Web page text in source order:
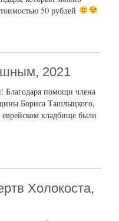
50 рублей
2021
Благодаря помощи члена
Бориса Ташлыцкого,
кладбище были
Холокоста,